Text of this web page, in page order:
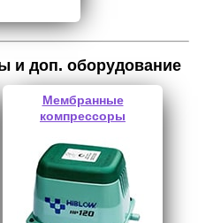
и доп. оборудование
Мембранные
компрессоры